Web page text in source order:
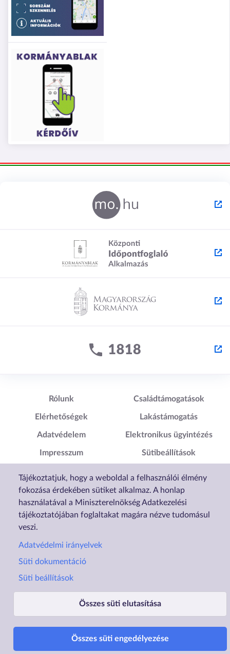
Tájékoztatjuk, hogy a weboldal a felhasználói élmény
fokozása érdekében sütiket alkalmaz. A honlap
használatával a Miniszterelnökség Adatkezelési
tájékoztatójában foglaltakat magára nézve tudomásul
veszi.
Adatvédelmi irányelvek
Süti dokumentáció
Süti beállítások
Összes süti elutasítása
Összes süti engedélyezése
Lábléc1
Rólunk
Elérhetőségek
Adatvédelem
Impresszum
Nyilatkozat
Lábléc2
Családtámogatások
Lakástámogatás
Elektronikus ügyintézés
Sütibeállítások